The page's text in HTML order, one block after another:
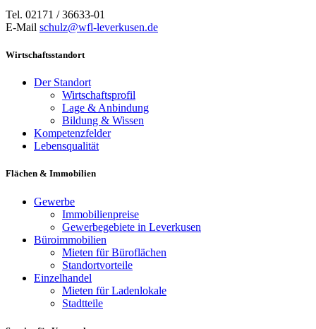
Tel. 02171 / 36633-01
E-Mail schulz@wfl-leverkusen.de
Wirtschaftsstandort
Der Standort
Wirtschaftsprofil
Lage & Anbindung
Bildung & Wissen
Kompetenzfelder
Lebensqualität
Flächen & Immobilien
Gewerbe
Immobilienpreise
Gewerbegebiete in Leverkusen
Büroimmobilien
Mieten für Büroflächen
Standortvorteile
Einzelhandel
Mieten für Ladenlokale
Stadtteile